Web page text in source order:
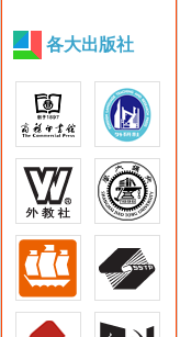
各大出版社